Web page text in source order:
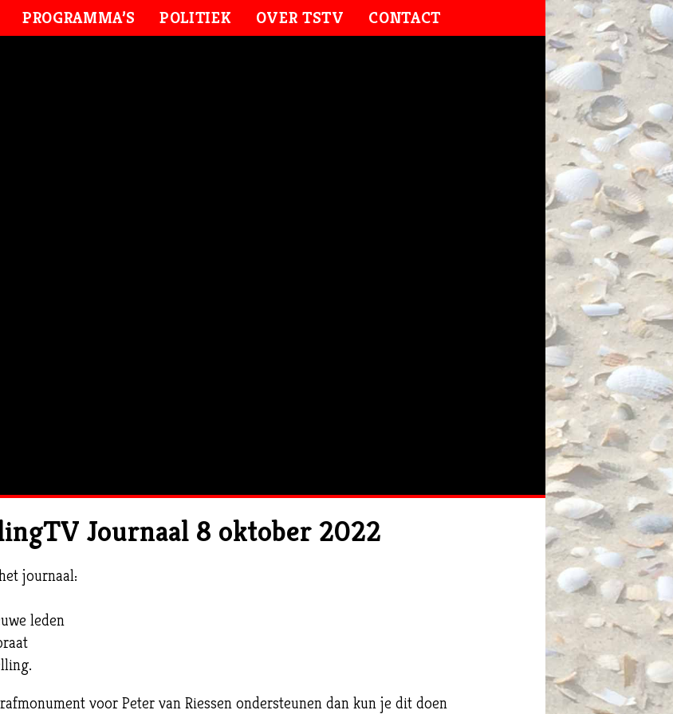
PROGRAMMA’S POLITIEK OVER TSTV CONTACT
Journaal 8 oktober 2022
journaal:
leden
voor Peter van Riessen ondersteunen dan kun je dit doen